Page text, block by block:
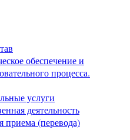
обеспечение и
процесса.
услуги
деятельность
приема (перевода)